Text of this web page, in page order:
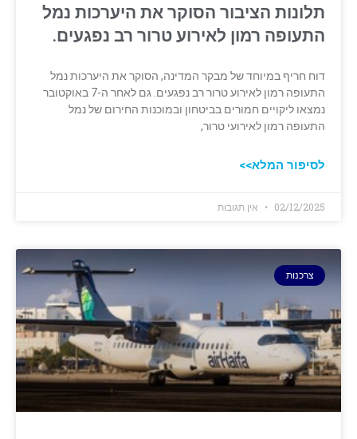
תלונות הציבור הסוקר את היערכות נמל
התעופה רמון לאירוע טרור רב נפגעים.
דוח חריף במיוחד של מבקר המדינה, הסוקר את היערכות נמל
התעופה רמון לאירוע טרור רב נפגעים. גם לאחר ה-7 באוקטובר
נמצאו ליקויים חמורים בביטחון ובמוכנות החירום של נמל
התעופה רמון לאירועי טרור,
לסיפור המלא>>
02/12/2025 אין תגובות
צרכנות